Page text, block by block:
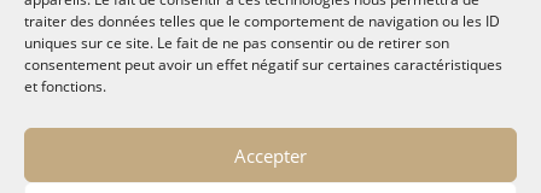
traiter des données telles que le comportement de navigation ou les ID
uniques sur ce site. Le fait de ne pas consentir ou de retirer son
consentement peut avoir un effet négatif sur certaines caractéristiques
et fonctions.
Accepter
© MALTAE, Mémoire A Lire, Territoire A l'Ecoute / 1995-
2025
32, chemin Saint Lazare - Hyères 83400